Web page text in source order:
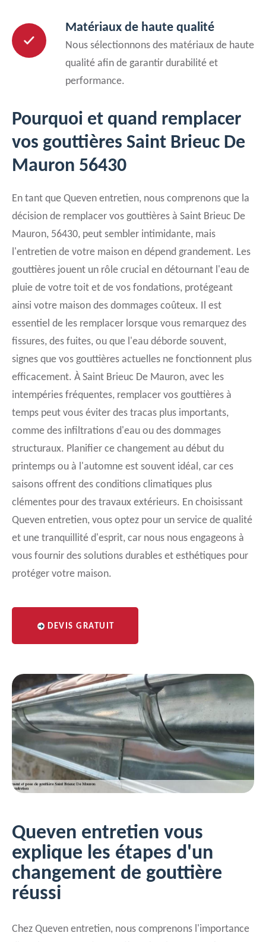
Matériaux de haute qualité
Nous sélectionnons des matériaux de haute
qualité afin de garantir durabilité et
performance.
Pourquoi et quand remplacer
vos gouttières Saint Brieuc De
Mauron 56430
En tant que Queven entretien, nous comprenons que la
décision de remplacer vos gouttières à Saint Brieuc De
Mauron, 56430, peut sembler intimidante, mais
l'entretien de votre maison en dépend grandement. Les
gouttières jouent un rôle crucial en détournant l'eau de
pluie de votre toit et de vos fondations, protégeant
ainsi votre maison des dommages coûteux. Il est
essentiel de les remplacer lorsque vous remarquez des
fissures, des fuites, ou que l'eau déborde souvent,
signes que vos gouttières actuelles ne fonctionnent plus
efficacement. À Saint Brieuc De Mauron, avec les
intempéries fréquentes, remplacer vos gouttières à
temps peut vous éviter des tracas plus importants,
comme des infiltrations d'eau ou des dommages
structuraux. Planifier ce changement au début du
printemps ou à l'automne est souvent idéal, car ces
saisons offrent des conditions climatiques plus
clémentes pour des travaux extérieurs. En choisissant
Queven entretien, vous optez pour un service de qualité
et une tranquillité d'esprit, car nous nous engageons à
vous fournir des solutions durables et esthétiques pour
protéger votre maison.
DEVIS GRATUIT
Queven entretien vous
explique les étapes d'un
changement de gouttière
réussi
Chez Queven entretien, nous comprenons l'importance